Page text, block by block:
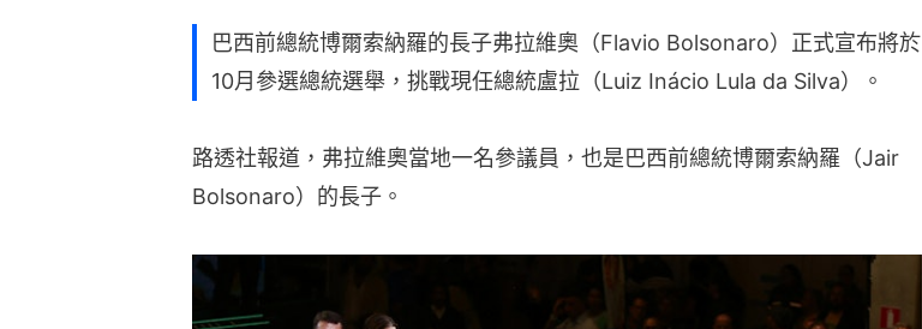
巴西前總統博爾索納羅的長子弗拉維奧（Flavio Bolsonaro）正式宣布將於
10月參選總統選舉，挑戰現任總統盧拉（Luiz Inácio Lula da Silva）。
路透社報道，弗拉維奧當地一名參議員，也是巴西前總統博爾索納羅（Jair
Bolsonaro）的長子。